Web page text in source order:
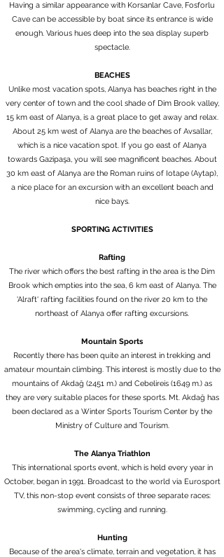
Having a similar appearance with Korsanlar Cave, Fosforlu
Cave can be accessible by boat since its entrance is wide
enough. Various hues deep into the sea display superb
spectacle.
BEACHES
Unlike most vacation spots, Alanya has beaches right in the
very center of town and the cool shade of Dim Brook valley,
15 km east of Alanya, is a great place to get away and relax.
About 25 km west of Alanya are the beaches of Avsallar,
which is a nice vacation spot. If you go east of Alanya
towards Gazipaşa, you will see magnificent beaches. About
30 km east of Alanya are the Roman ruins of Iotape (Aytap),
a nice place for an excursion with an excellent beach and
nice bays.
SPORTING ACTIVITIES
Rafting
The river which offers the best rafting in the area is the Dim
Brook which empties into the sea, 6 km east of Alanya. The
'Alraft' rafting facilities found on the river 20 km to the
northeast of Alanya offer rafting excursions.
Mountain Sports
Recently there has been quite an interest in trekking and
amateur mountain climbing. This interest is mostly due to the
mountains of Akdağ (2451 m.) and Cebelireis (1649 m.) as
they are very suitable places for these sports. Mt. Akdağ has
been declared as a Winter Sports Tourism Center by the
Ministry of Culture and Tourism.
The Alanya Triathlon
This international sports event, which is held every year in
October, began in 1991. Broadcast to the world via Eurosport
TV, this non-stop event consists of three separate races:
swimming, cycling and running.
Hunting
Because of the area's climate, terrain and vegetation, it has